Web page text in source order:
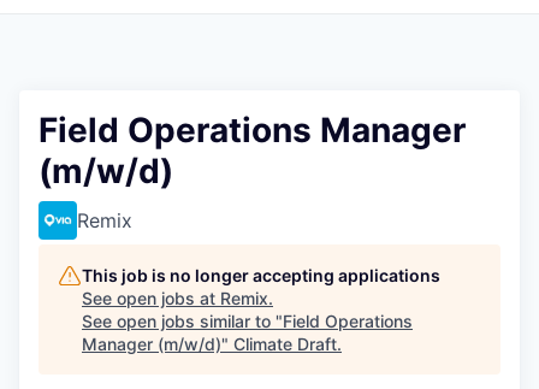
Field Operations Manager
(m/w/d)
Remix
This job is no longer accepting applications
See open jobs at Remix.
See open jobs similar to "Field Operations
Manager (m/w/d)" Climate Draft.